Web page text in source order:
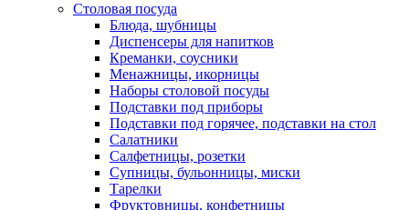
Столовая посуда
Блюда, шубницы
Диспенсеры для напитков
Креманки, соусники
Менажницы, икорницы
Наборы столовой посуды
Подставки под приборы
Подставки под горячее, подставки на стол
Салатники
Салфетницы, розетки
Супницы, бульонницы, миски
Тарелки
Фруктовницы, конфетницы